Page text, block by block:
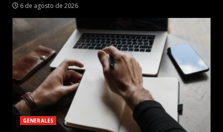
6 de agosto de 2026
GENERALES